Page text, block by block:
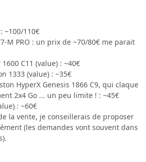
~100/110€
M PRO : un prix de ~70/80€ me parait
C11 (value) : ~40€
1333 (value) : ~35€
HyperX Genesis 1866 C9, qui claque
2x4 Go ... un peu limite ! : ~45€
: ~60€
la vente, je conseillerais de proposer
(les demandes vont souvent dans